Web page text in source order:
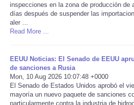
World
Portada de Noticias
America Latina
inspecciones en la zona de producción de
días después de suspender las
aler ...
Read More ...
EEUU Noticias: El Senado de EEUU
de sanciones a Rusia
Mon, 10 Aug 2026 10:07:48 +0000
El Senado de Estados Unidos aprobó el
mayoría un nuevo paquete de sanciones
particularmente contra la industria de